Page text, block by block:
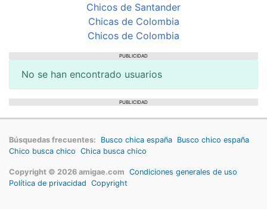
Chicos de Santander
Chicas de Colombia
Chicos de Colombia
PUBLICIDAD
No se han encontrado usuarios
PUBLICIDAD
Búsquedas frecuentes: Busco chica españa Busco chico españa
Chico busca chico Chica busca chico
Copyright © 2026 amigae.com Condiciones generales de uso
Política de privacidad Copyright